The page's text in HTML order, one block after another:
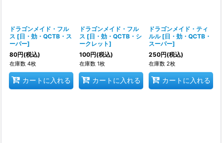
ドラゴンメイド・フル
ス [日・効・QCTB・ス
ーパー]
80円(税込)
在庫数 4枚
カートに入れる
ドラゴンメイド・フル
ス [日・効・QCTB・シ
ークレット]
100円(税込)
在庫数 1枚
カートに入れる
ドラゴンメイド・ティ
ルル [日・効・QCTB・
スーパー]
250円(税込)
在庫数 2枚
カートに入れる